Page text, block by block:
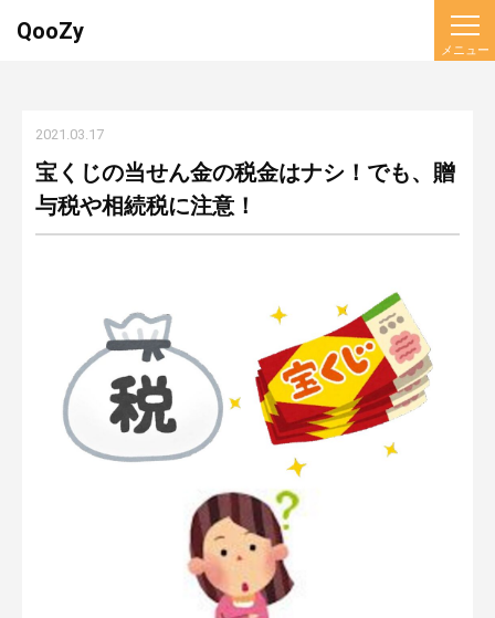
QooZy
2021.03.17
宝くじの当せん金の税金はナシ！でも、贈
与税や相続税に注意！